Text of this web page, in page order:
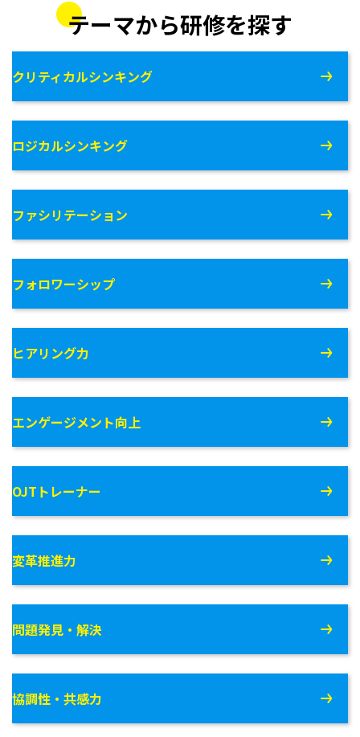
テーマから研修を探す
クリティカルシンキング
ロジカルシンキング
ファシリテーション
フォロワーシップ
ヒアリング力
エンゲージメント向上
OJTトレーナー
変革推進力
問題発見・解決
協調性・共感力